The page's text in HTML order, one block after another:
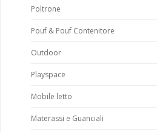
Poltrone
Pouf & Pouf Contenitore
Outdoor
Playspace
Mobile letto
Materassi e Guanciali